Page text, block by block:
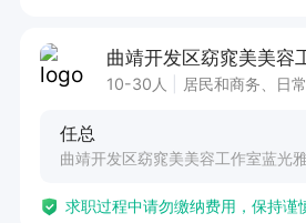
3、沟通理解能力强、技术手法
5、有美容师资格证术或者中医
薪资待遇:
10-30人 居民和商务、日
任总
曲靖开发区窈窕美美容工作室蓝光
求职过程中请勿缴纳费用，保持谨